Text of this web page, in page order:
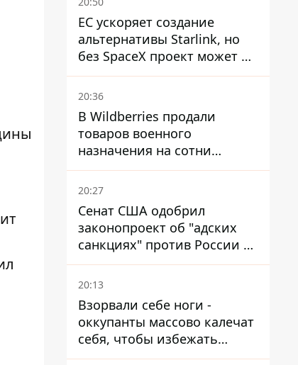
ЕС ускоряет создание
альтернативы Starlink, но
без SpaceX проект может не
обойтись
20:36
В Wildberries продали
товаров военного
назначения на сотни
миллионов, но удары ВСУ
изменили ситуацию
20:27
Сенат США одобрил
законопроект об "адских
санкциях" против России и
Ирана
20:13
Взорвали себе ноги -
оккупанты массово калечат
себя, чтобы избежать
штурмов - ГУР